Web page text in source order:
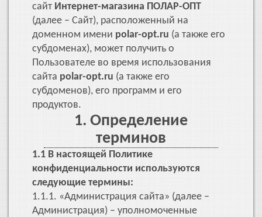
сайт Интернет-магазина ПОЛАР-ОПТ
(далее – Сайт), расположенный на
доменном имени polar-opt.ru (а также его
субдоменах), может получить о
Пользователе во время использования
сайта polar-opt.ru (а также его
субдоменов), его программ и его
продуктов.
1. Определение
терминов
1.1 В настоящей Политике
конфиденциальности используются
следующие термины:
1.1.1. «Администрация сайта» (далее –
Администрация) – уполномоченные